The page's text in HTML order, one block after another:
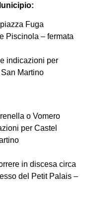
Fuga
Piscinola – fermata
indicazioni per
Martino
o Vomero
per Castel
in discesa circa
del Petit Palais –